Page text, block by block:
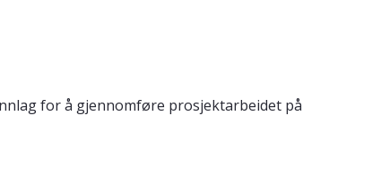
for å gjennomføre prosjektarbeidet på